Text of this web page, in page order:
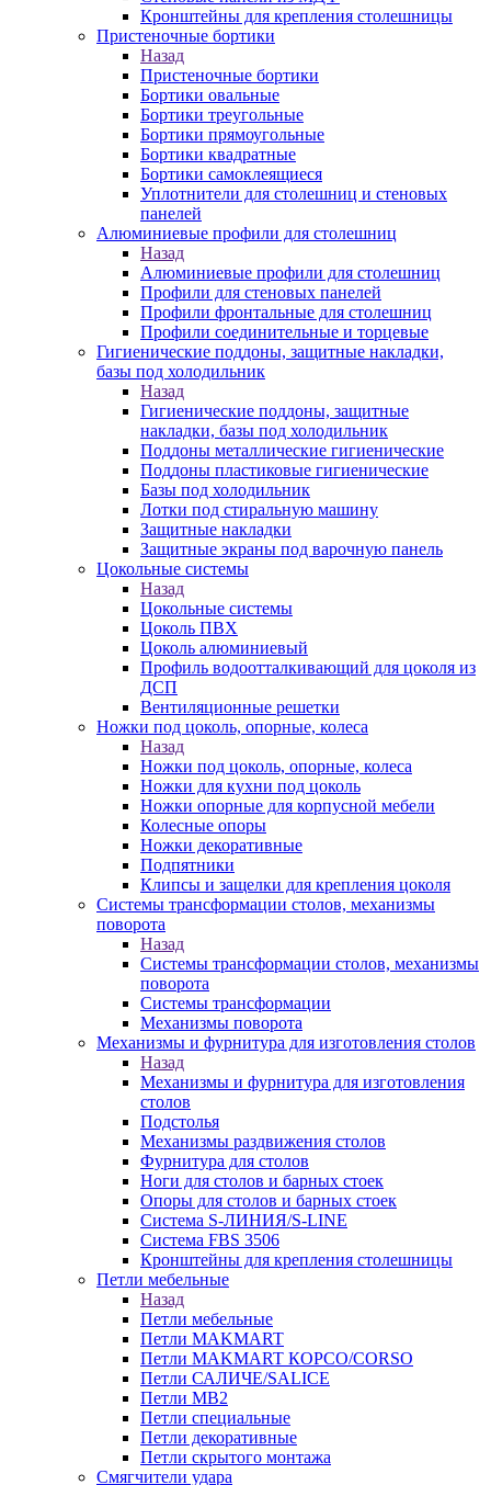
Кронштейны для крепления столешницы
Пристеночные бортики
Назад
Пристеночные бортики
Бортики овальные
Бортики треугольные
Бортики прямоугольные
Бортики квадратные
Бортики самоклеящиеся
Уплотнители для столешниц и стеновых
панелей
Алюминиевые профили для столешниц
Назад
Алюминиевые профили для столешниц
Профили для стеновых панелей
Профили фронтальные для столешниц
Профили соединительные и торцевые
Гигиенические поддоны, защитные накладки,
базы под холодильник
Назад
Гигиенические поддоны, защитные
накладки, базы под холодильник
Поддоны металлические гигиенические
Поддоны пластиковые гигиенические
Базы под холодильник
Лотки под стиральную машину
Защитные накладки
Защитные экраны под варочную панель
Цокольные системы
Назад
Цокольные системы
Цоколь ПВХ
Цоколь алюминиевый
Профиль водоотталкивающий для цоколя из
ДСП
Вентиляционные решетки
Ножки под цоколь, опорные, колеса
Назад
Ножки под цоколь, опорные, колеса
Ножки для кухни под цоколь
Ножки опорные для корпусной мебели
Колесные опоры
Ножки декоративные
Подпятники
Клипсы и защелки для крепления цоколя
Системы трансформации столов, механизмы
поворота
Назад
Системы трансформации столов, механизмы
поворота
Системы трансформации
Механизмы поворота
Механизмы и фурнитура для изготовления столов
Назад
Механизмы и фурнитура для изготовления
столов
Подстолья
Механизмы раздвижения столов
Фурнитура для столов
Ноги для столов и барных стоек
Опоры для столов и барных стоек
Система S-ЛИНИЯ/S-LINE
Система FBS 3506
Кронштейны для крепления столешницы
Петли мебельные
Назад
Петли мебельные
Петли MAKMART
Петли MAKMART КОРСО/CORSO
Петли САЛИЧЕ/SALICE
Петли MB2
Петли специальные
Петли декоративные
Петли скрытого монтажа
Смягчители удара